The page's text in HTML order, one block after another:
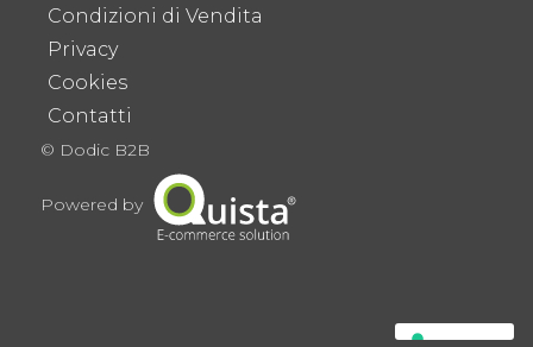
Condizioni di Vendita
Privacy
Cookies
Contatti
© Dodic B2B
Powered by